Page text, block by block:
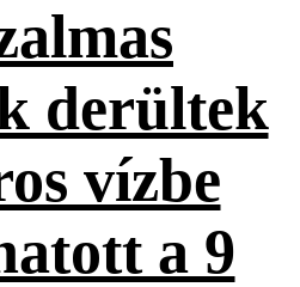
derültek
vízbe
a 9